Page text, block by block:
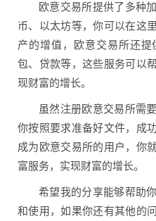
欧意交易所提供了多种
币、以太坊等，你可以在这
产的增值，欧意交易所还
包、贷款等，这些服务可以
现财富的增长。
虽然注册欧意交易所需
你按照要求准备好文件，成
成为欧意交易所的用户，你
富服务，实现财富的增长。
希望我的分享能够帮助
和使用，如果你还有其他的